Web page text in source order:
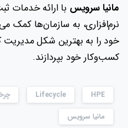
مانیا سرویس با ارائه خدمات
خود را به بهترین شکل مدیریت
کسب‌وکار خود بپردازند.
HPE
Lifecycle
مانیا سرویس